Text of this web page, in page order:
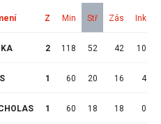
Z Min Stř Zás Ink
2 118 52 42 10
1 60 20 16 4
1 60 18 18 0